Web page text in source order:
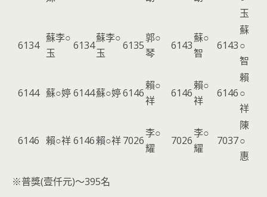
玉
6134
蘇李○
玉
6134
蘇李○
玉
6135
郭○
琴
6143
蘇○
智
6143
蘇
○
智
6144 蘇○婷6144蘇○婷6146
賴○
祥
6146
賴○
祥
6146
賴
○
祥
6146 賴○祥6146賴○祥7026
李○
耀
7026
李○
耀
7037
陳
○
惠
※普獎(壹仟元)～395名